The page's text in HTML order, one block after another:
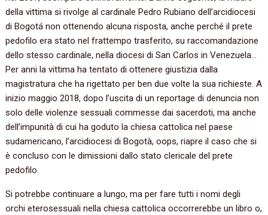
della vittima si rivolge al cardinale Pedro Rubiano dell’arcidiocesi
di Bogotá non ottenendo alcuna risposta, anche perché il prete
pedofilo era stato nel frattempo trasferito, su raccomandazione
dello stesso cardinale, nella diocesi di San Carlos in Venezuela…
Per anni la vittima ha tentato di ottenere giustizia dalla
magistratura che ha rigettato per ben due volte la sua richieste. A
inizio maggio 2018, dopo l’uscita di un reportage di denuncia non
solo delle violenze sessuali commesse dai sacerdoti, ma anche
dell’impunità di cui ha goduto la chiesa cattolica nel paese
sudamericano, l’arcidiocesi di Bogotà, oops, riapre il caso che si
è concluso con le dimissioni dallo stato clericale del prete
pedofilo.
Si potrebbe continuare a lungo, ma per fare tutti i nomi degli
orchi eterosessuali nella chiesa cattolica occorrerebbe un libro o,